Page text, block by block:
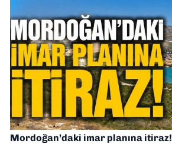
Mordoğan’daki imar planına itiraz!